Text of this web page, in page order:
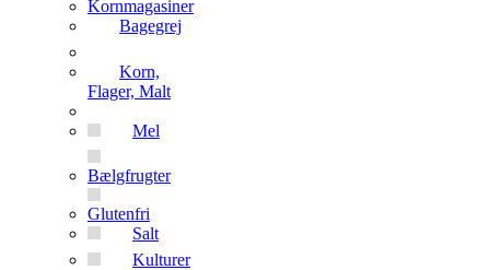
Kornmagasiner
Bagegrej
Korn,
Flager, Malt
Mel
Bælgfrugter
Glutenfri
Salt
Kulturer